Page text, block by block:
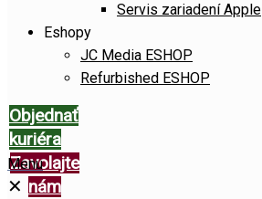
Servis zariadení Apple
Eshopy
JC Media ESHOP
Refurbished ESHOP
Objednať
kuriéra
Zavolajte
nám
Menu
✕